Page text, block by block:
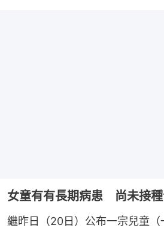
女童有有長期病患 尚未接
繼昨日（20日）公布一宗兒童